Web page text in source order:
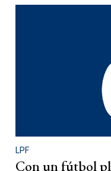
LPF
Con un fútbol